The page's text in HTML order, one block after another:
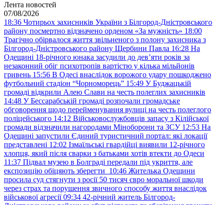
Лента новостей
07/08/2026
18:36 Чотирьох захисників України з Білгород-Дністровського
району посмертно відзначено орденом «За мужність» 18:00
Трагічно обірвалося життя звільненого з полону захисника з
Білгород-Дністровського району Щербини Павла 16:28 На
Одещині 18-річного юнака засудили до дев’яти років за
незаконний обіг психотропів вартістю у кілька мільйонів
гривень 15:56 В Одесі внаслідок ворожого удару пошкоджено
футбольний стадіон “Чорноморець” 15:49 У Буджацькій
громаді відкрили Алею Слави на честь полеглих захисників
14:48 У Бессарабській громаді розпочали громадське
обговорення щодо перейменування вулиці на честь полеглого
поліцейського 14:12 Військовослужбовців запасу з Кілійської
громади відзначили нагородами Міноборони та ЗСУ 12:53 На
Одещині запустили Єдиний туристичний портал: які локації
представлені 12:02 Ізмаїльські гвардійці виявили 12-річного
хлопця, який після сварки з батьками хотів втекти до Одеси
11:37 Підвал музею в Болграді передали під укриття, але
експозицію обіцяють зберегти 10:46 Жителька Одещини
просила суд стягнути з росії 50 тисяч євро моральної шкоди
через страх та порушення звичного способу життя внаслідок
військової агресії 09:34 42-річний житель Білгород-